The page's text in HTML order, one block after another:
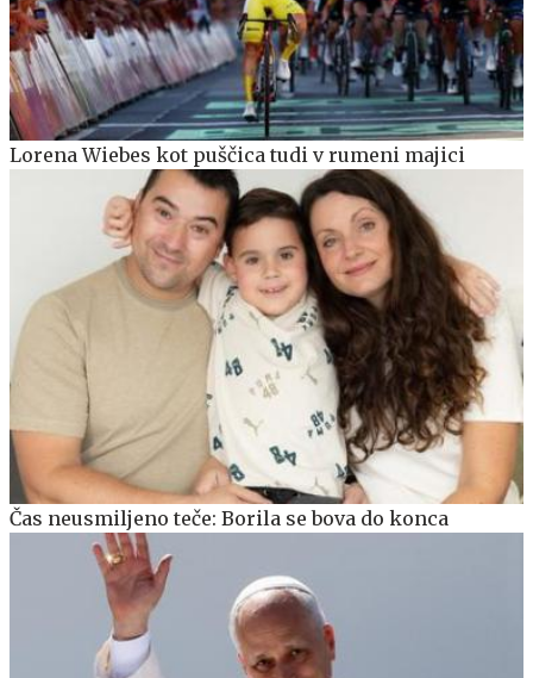
Lorena Wiebes kot puščica tudi v rumeni majici
Čas neusmiljeno teče: Borila se bova do konca